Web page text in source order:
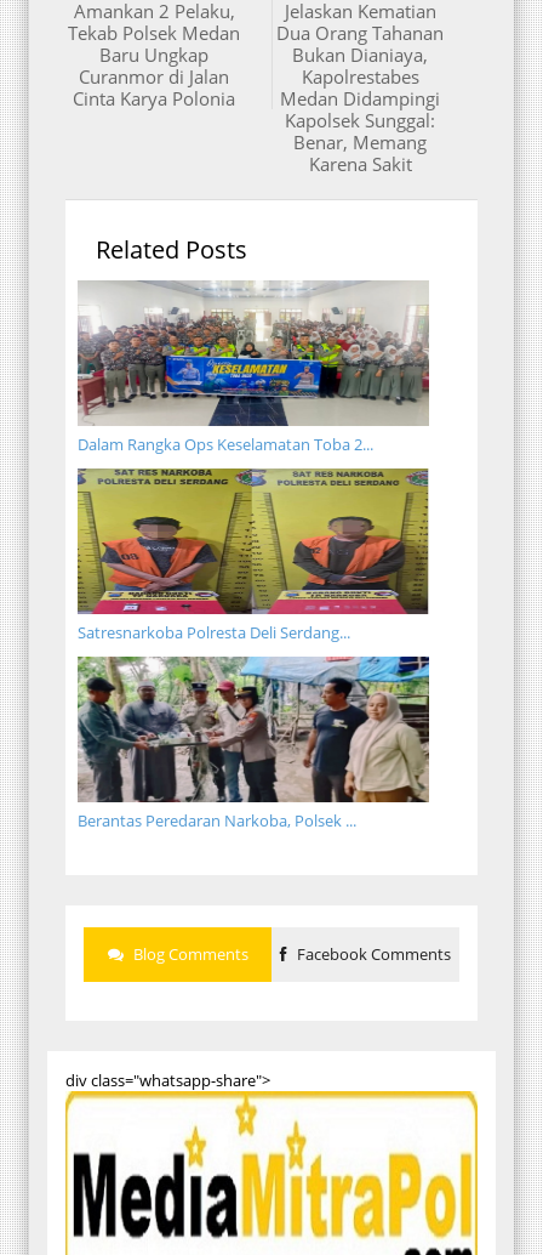
Jelaskan Kematian
Dua Orang Tahanan
Bukan Dianiaya,
Kapolrestabes
Medan Didampingi
Kapolsek Sunggal:
Benar, Memang
Karena Sakit
Amankan 2 Pelaku,
Tekab Polsek Medan
Baru Ungkap
Curanmor di Jalan
Cinta Karya Polonia
Related Posts
Dalam Rangka Ops Keselamatan Toba 2...
Satresnarkoba Polresta Deli Serdang...
Berantas Peredaran Narkoba, Polsek ...
Blog Comments Facebook Comments
div class="whatsapp-share">